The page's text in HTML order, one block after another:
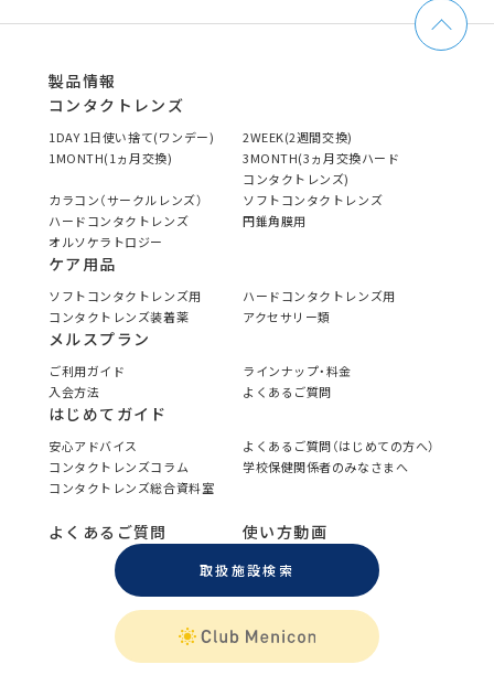
製品情報
コンタクトレンズ
1DAY 1日使い捨て(ワンデー)
2WEEK(2週間交換)
1MONTH(1ヵ月交換)
3MONTH(3ヵ月交換ハード
コンタクトレンズ)
カラコン（サークルレンズ）
ソフトコンタクトレンズ
ハードコンタクトレンズ
円錐角膜用
オルソケラトロジー
ケア用品
ソフトコンタクトレンズ用
ハードコンタクトレンズ用
コンタクトレンズ装着薬
アクセサリー類
メルスプラン
ご利用ガイド
ラインナップ・料金
入会方法
よくあるご質問
はじめてガイド
安心アドバイス
よくあるご質問（はじめての方へ）
コンタクトレンズコラム
学校保健関係者のみなさまへ
コンタクトレンズ総合資料室
よくあるご質問 使い方動画
取扱施設検索